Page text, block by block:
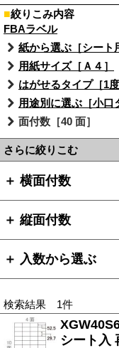
■絞りこみ内容
FBAラベル
紙から選ぶ［シート
用紙サイズ［Ａ４］
はがせるタイプ［1
用途別に選ぶ［小口
面付数［40 面］
さらに絞りこむ
＋ 横面付数
＋ 縦面付数
＋ 入数から選ぶ
検索結果 1件
シート入